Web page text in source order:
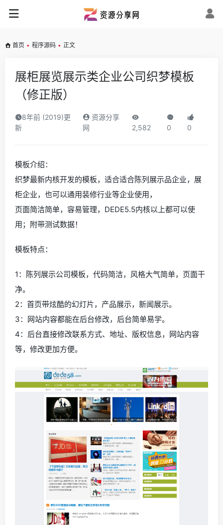
首页 • 程序源码 • 正文
展柜展览展示类企业公司织梦模板
（修正版）
8年前 (2019)更
新
资源分享
网
2,582 0 0
模板介绍：
织梦最新内核开发的模板，适合适合陈列展示品企业，展
柜企业，也可以通用装修行业等企业使用，
页面简洁简单，容易管理，DEDE5.5内核以上都可以使
用；附带测试数据！
模板特点：
1：陈列展示公司模板，代码简洁，风格大气简单，页面干
净。
2：首页带炫酷的幻灯片，产品展示，新闻展示。
3：网站内容都能在后台修改，后台简单易学。
4：后台直接修改联系方式、地址、版权信息，网站内容
等，修改更加方便。